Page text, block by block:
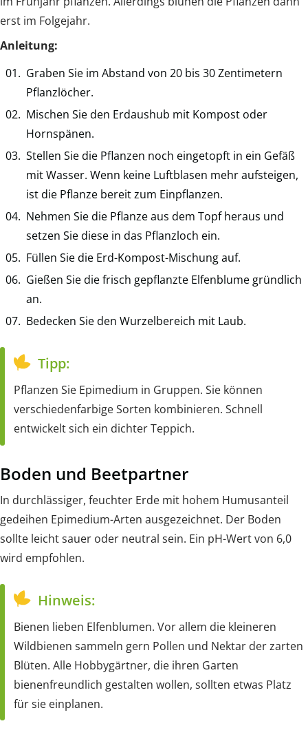
erst im Folgejahr.
Anleitung:
Graben Sie im Abstand von 20 bis 30 Zentimetern
Pflanzlöcher.
Mischen Sie den Erdaushub mit Kompost oder
Hornspänen.
Stellen Sie die Pflanzen noch eingetopft in ein Gefäß
mit Wasser. Wenn keine Luftblasen mehr aufsteigen,
ist die Pflanze bereit zum Einpflanzen.
Nehmen Sie die Pflanze aus dem Topf heraus und
setzen Sie diese in das Pflanzloch ein.
Füllen Sie die Erd-Kompost-Mischung auf.
Gießen Sie die frisch gepflanzte Elfenblume gründlich
an.
Bedecken Sie den Wurzelbereich mit Laub.
Tipp:
Pflanzen Sie Epimedium in Gruppen. Sie können
verschiedenfarbige Sorten kombinieren. Schnell
entwickelt sich ein dichter Teppich.
Boden und Beetpartner
In durchlässiger, feuchter Erde mit hohem Humusanteil
gedeihen Epimedium-Arten ausgezeichnet. Der Boden
sollte leicht sauer oder neutral sein. Ein pH-Wert von 6,0
wird empfohlen.
Hinweis:
Bienen lieben Elfenblumen. Vor allem die kleineren
Wildbienen sammeln gern Pollen und Nektar der zarten
Blüten. Alle Hobbygärtner, die ihren Garten
bienenfreundlich gestalten wollen, sollten etwas Platz
für sie einplanen.